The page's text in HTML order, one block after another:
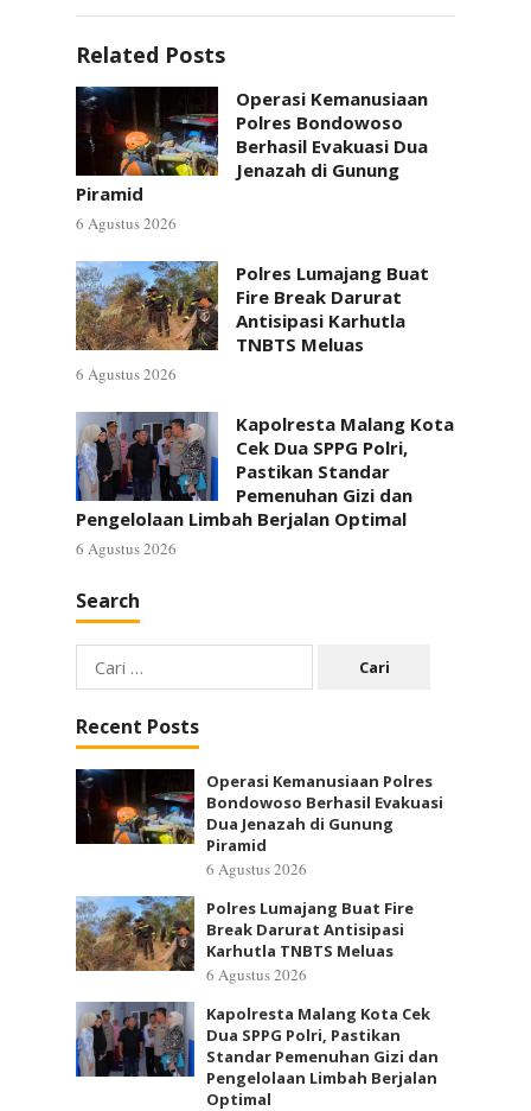
Related Posts
Operasi Kemanusiaan
Polres Bondowoso
Berhasil Evakuasi Dua
Jenazah di Gunung
Piramid
6 Agustus 2026
Polres Lumajang Buat
Fire Break Darurat
Antisipasi Karhutla
TNBTS Meluas
6 Agustus 2026
Kapolresta Malang Kota
Cek Dua SPPG Polri,
Pastikan Standar
Pemenuhan Gizi dan
Pengelolaan Limbah Berjalan Optimal
6 Agustus 2026
Search
Cari
untuk:
Recent Posts
Operasi Kemanusiaan Polres
Bondowoso Berhasil Evakuasi
Dua Jenazah di Gunung
Piramid
6 Agustus 2026
Polres Lumajang Buat Fire
Break Darurat Antisipasi
Karhutla TNBTS Meluas
6 Agustus 2026
Kapolresta Malang Kota Cek
Dua SPPG Polri, Pastikan
Standar Pemenuhan Gizi dan
Pengelolaan Limbah Berjalan
Optimal